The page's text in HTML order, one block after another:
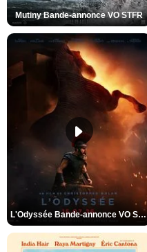
Mutiny Bande-annonce VO STFR
L'Odyssée Bande-annonce VO STFR